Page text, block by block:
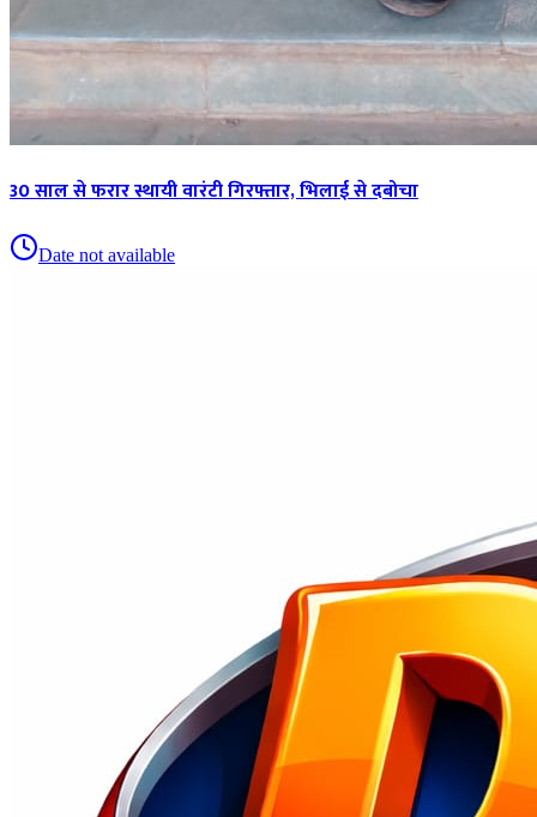
30 साल से फरार स्थायी वारंटी गिरफ्तार, भिलाई से दबोचा
Date not available